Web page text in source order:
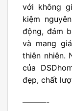
với không
kiệm
động, đảm
và mang
thiên nhiên.
của
đẹp, chất
———-